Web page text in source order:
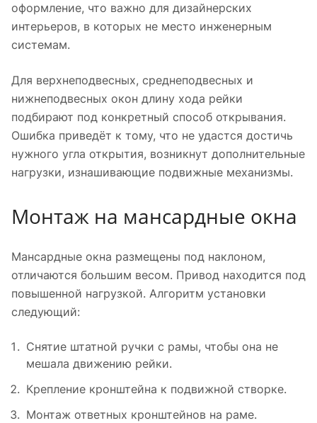
оформление, что важно для дизайнерских
интерьеров, в которых не место инженерным
системам.
Для верхнеподвесных, среднеподвесных и
нижнеподвесных окон длину хода рейки
подбирают под конкретный способ открывания.
Ошибка приведёт к тому, что не удастся достичь
нужного угла открытия, возникнут дополнительные
нагрузки, изнашивающие подвижные механизмы.
Монтаж на мансардные окна
Мансардные окна размещены под наклоном,
отличаются большим весом. Привод находится под
повышенной нагрузкой. Алгоритм установки
следующий:
Снятие штатной ручки с рамы, чтобы она не
мешала движению рейки.
Крепление кронштейна к подвижной створке.
Монтаж ответных кронштейнов на раме.